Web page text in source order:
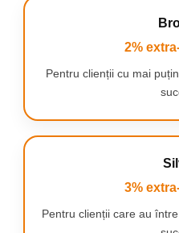
2%
Pentru clienții cu mai
3%
Pentru clienții care au